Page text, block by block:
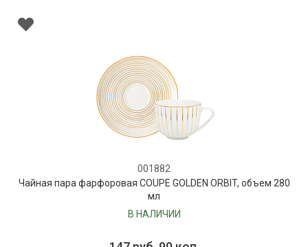
001882
Чайная пара фарфоровая COUPE GOLDEN ORBIT, объем 280
мл
В НАЛИЧИИ